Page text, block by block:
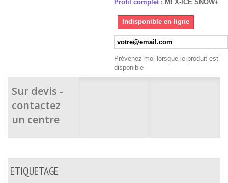
Profil complet : MI X-ICE SNOW+
Indisponible en ligne
Prévenez-moi lorsque le produit est
disponible
Sur devis -
contactez
un centre
ETIQUETAGE